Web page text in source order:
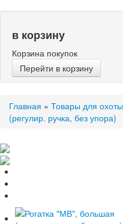
в корзину
Корзина покупок
Перейти в корзину
Главная » Товары для охоты
(регулир. ручка, без упора)